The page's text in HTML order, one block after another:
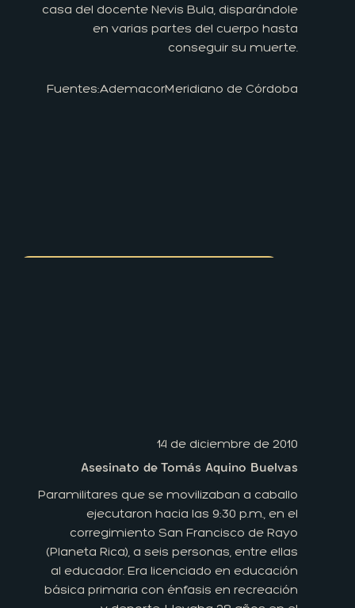
casa del docente Nevis Bula, disparándole
en varias partes del cuerpo hasta
conseguir su muerte.
Fuentes:AdemacorMeridiano de Córdoba
14 de diciembre de 2010
Asesinato de Tomás Aquino Buelvas
Paramilitares que se movilizaban a caballo
ejecutaron hacia las 9:30 p.m., en el
corregimiento San Francisco de Rayo
(Planeta Rica), a seis personas, entre ellas
al educador. Era licenciado en educación
básica primaria con énfasis en recreación